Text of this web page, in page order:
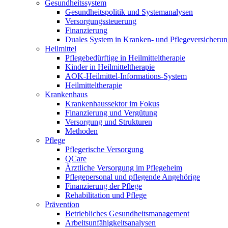
Gesundheitssystem
Gesundheitspolitik und Systemanalysen
Versorgungssteuerung
Finanzierung
Duales System in Kranken- und
Heilmittel
Pflegebedürftige in Heilmitteltherapie
Kinder in Heilmitteltherapie
AOK-Heilmittel-Informations-System
Heilmitteltherapie
Krankenhaus
Krankenhaussektor im Fokus
Finanzierung und Vergütung
Versorgung und Strukturen
Methoden
Pflege
Pflegerische Versorgung
QCare
Ärztliche Versorgung im Pflegeheim
Pflegepersonal und pflegende Angehörige
Finanzierung der Pflege
Rehabilitation und Pflege
Prävention
Betriebliches Gesundheitsmanagement
Arbeitsunfähigkeitsanalysen